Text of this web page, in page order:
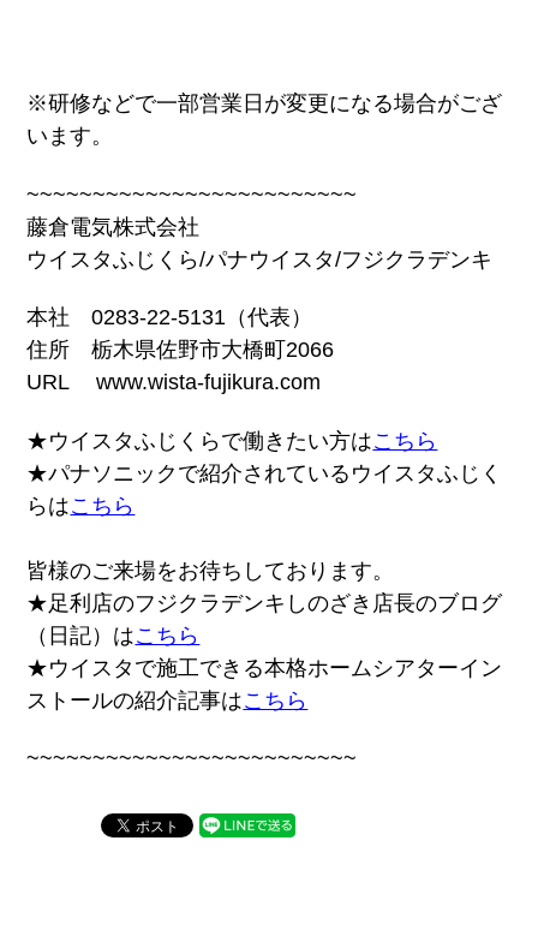
※研修などで一部営業日が変更になる場合がござ
います。
~~~~~~~~~~~~~~~~~~~~~~~~~
藤倉電気株式会社
ウイスタふじくら/パナウイスタ/フジクラデンキ
本社 0283-22-5131（代表）
住所 栃木県佐野市大橋町2066
URL www.wista-fujikura.com
★ウイスタふじくらで働きたい方はこちら
★パナソニックで紹介されているウイスタふじく
らはこちら
皆様のご来場をお待ちしております。
★足利店のフジクラデンキしのざき店長のブログ
（日記）はこちら
★ウイスタで施工できる本格ホームシアターイン
ストールの紹介記事はこちら
~~~~~~~~~~~~~~~~~~~~~~~~~